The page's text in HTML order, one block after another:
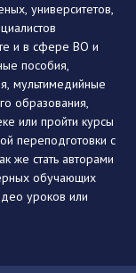
университетов,
и в сфере ВО и
пособия,
мультимедийные
образования,
или пройти курсы
переподготовки с
же стать авторами
обучающих
уроков или